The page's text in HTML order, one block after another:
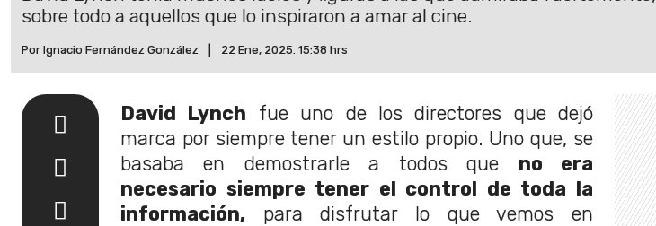
sobre todo a aquellos que lo inspiraron a amar al cine.
Por Ignacio Fernández González 22 Ene, 2025. 15:38 hrs
David Lynch fue uno de los directores que dejó
marca por siempre tener un estilo propio. Uno que, se
basaba en demostrarle a todos que no era
necesario siempre tener el control de toda la
información, para disfrutar lo que vemos en